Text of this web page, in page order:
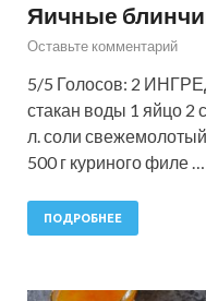
Яичные
Оставьте комментарий
5/5 Голосов: 2
стакан воды 1 яйцо 2
л. соли
500 г куриного филе …
ПОДРОБНЕЕ